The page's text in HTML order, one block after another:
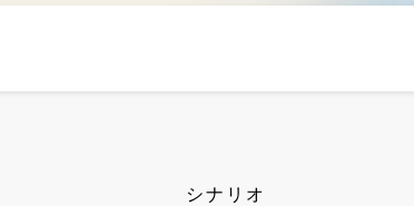
シナリオ